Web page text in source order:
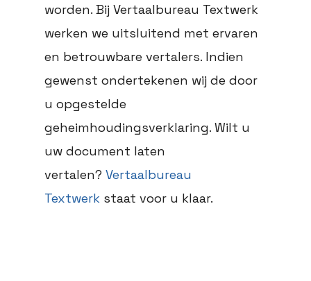
worden. Bij Vertaalbureau Textwerk
werken we uitsluitend met ervaren
en betrouwbare vertalers. Indien
gewenst ondertekenen wij de door
u opgestelde
geheimhoudingsverklaring. Wilt u
uw document laten
vertalen? Vertaalbureau
Textwerk staat voor u klaar.